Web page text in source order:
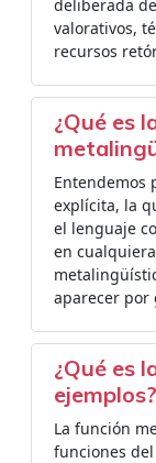
deliberada
valorativos,
recursos
¿Qué es
Entendemos
explícita, la
el lenguaje
en
aparecer por
¿Qué es
ejemplos?
La función
funciones